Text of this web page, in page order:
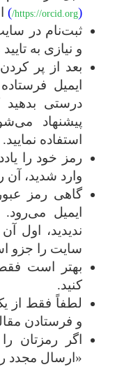
(
https://orcid.org/
)
ثبت‌نام در
و نیازی به
بعد از پر
ایمیل
درستی
پیشنهاد
استفاده نمایید.
رمز خود را
وارد شدید،
گاهی رمز
ایمیل می‌رود.
ندیدید، اول
سایت را جزو
بهتر است
کنید.
لطفاً فقط از
و فرستادن
اگر رمزتان
«ارسال مجدد